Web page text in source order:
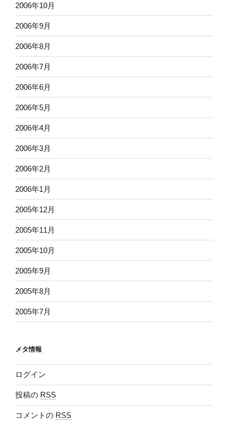
2006年10月
2006年9月
2006年8月
2006年7月
2006年6月
2006年5月
2006年4月
2006年3月
2006年2月
2006年1月
2005年12月
2005年11月
2005年10月
2005年9月
2005年8月
2005年7月
メタ情報
ログイン
投稿の RSS
コメントの RSS